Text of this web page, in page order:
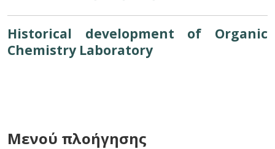
Historical development of Organic
Chemistry Laboratory
Μενού πλοήγησης